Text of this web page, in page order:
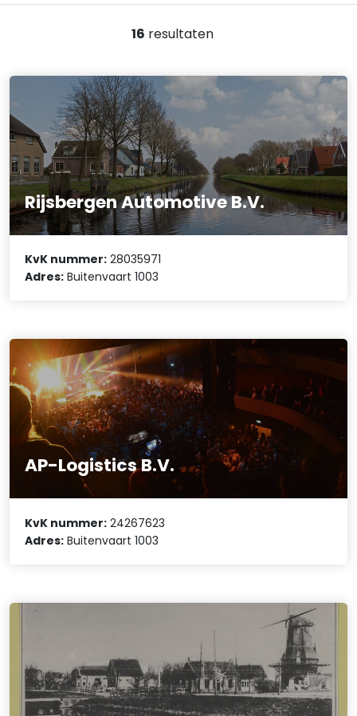
16 resultaten
Rijsbergen Automotive B.V.
KvK nummer: 28035971
Adres: Buitenvaart 1003
AP-Logistics B.V.
KvK nummer: 24267623
Adres: Buitenvaart 1003